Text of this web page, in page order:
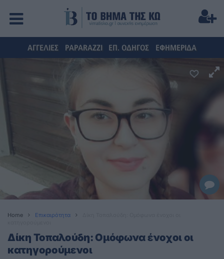
ΑΓΓΕΛΙΕΣ PAPARAZZI ΕΠ. ΟΔΗΓΟΣ ΕΦΗΜΕΡΙΔΑ
Home Επικαιρότητα
Δίκη Τοπαλούδη: Ομόφωνα ένοχοι οι
κατηγορούμενοι